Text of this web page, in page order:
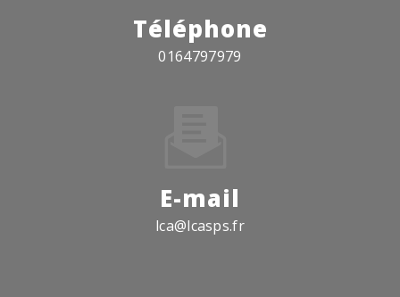
Téléphone
0164797979
E-mail
lca@lcasps.fr